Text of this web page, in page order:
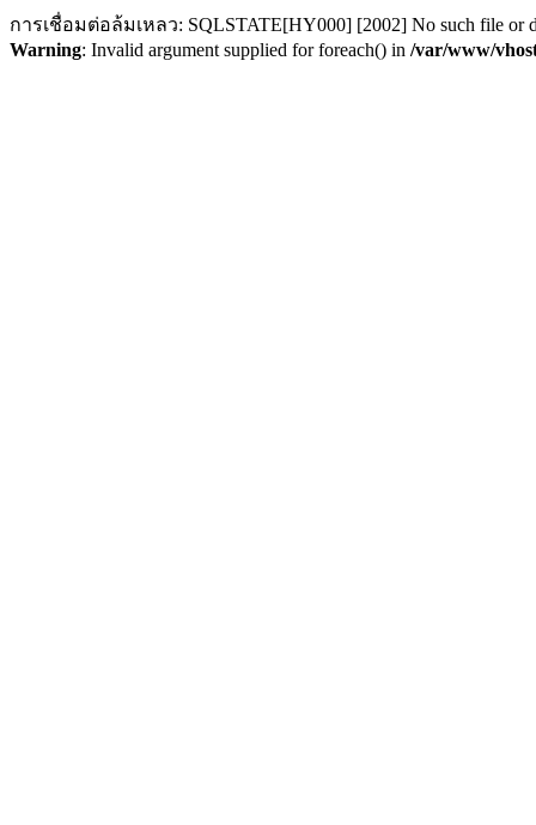
การเชื่อมต่อล้มเหลว: SQLSTATE[HY000] [2002] No such file or
Warning: Invalid argument supplied for foreach() in /var/www/